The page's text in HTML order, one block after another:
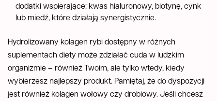
dodatki wspierające: kwas hialuronowy, biotynę, cynk
lub miedź, które działają synergistycznie.
Hydrolizowany kolagen rybi dostępny w różnych
suplementach diety może zdziałać cuda w ludzkim
organizmie – również Twoim, ale tylko wtedy, kiedy
wybierzesz najlepszy produkt. Pamiętaj, że do dyspozycji
jest również kolagen wołowy czy drobiowy. Jeśli chcesz